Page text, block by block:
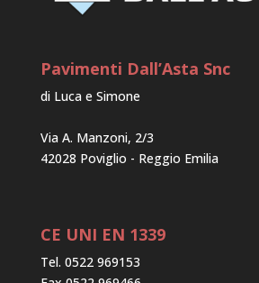
Pavimenti Dall’Asta Snc
di Luca e Simone
Via A. Manzoni, 2/3
42028 Poviglio - Reggio Emilia
CE UNI EN 1339
Tel. 0522 969153